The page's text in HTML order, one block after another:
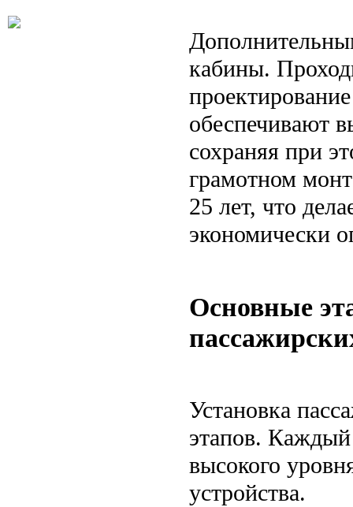
кабины.
обеспечивают
сохраняя при
грамотном
25 лет, что
экономически
Основные
Установка
этапов.
высокого
устройства.